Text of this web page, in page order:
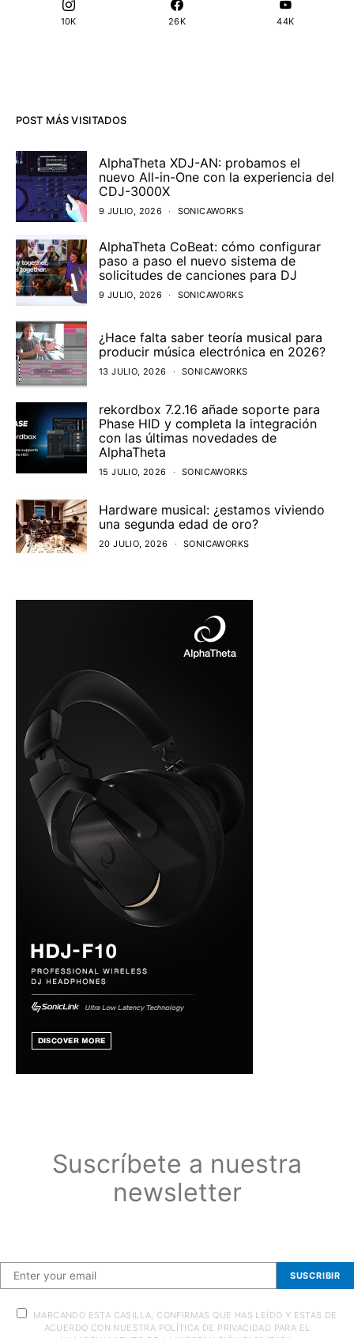
10K 26K 44K
POST MÁS VISITADOS
AlphaTheta XDJ-AN: probamos el
nuevo All-in-One con la experiencia del
CDJ-3000X
9 JULIO, 2026 SONICAWORKS
AlphaTheta CoBeat: cómo configurar
paso a paso el nuevo sistema de
solicitudes de canciones para DJ
9 JULIO, 2026 SONICAWORKS
¿Hace falta saber teoría musical para
producir música electrónica en 2026?
13 JULIO, 2026 SONICAWORKS
rekordbox 7.2.16 añade soporte para
Phase HID y completa la integración
con las últimas novedades de
AlphaTheta
15 JULIO, 2026 SONICAWORKS
Hardware musical: ¿estamos viviendo
una segunda edad de oro?
20 JULIO, 2026 SONICAWORKS
Suscríbete a nuestra
newsletter
SUSCRIBIR
MARCANDO ESTA CASILLA, CONFIRMAS QUE HAS LEÍDO Y ESTAS DE
ACUERDO CON NUESTRA POLÍTICA DE PRIVACIDAD PARA EL